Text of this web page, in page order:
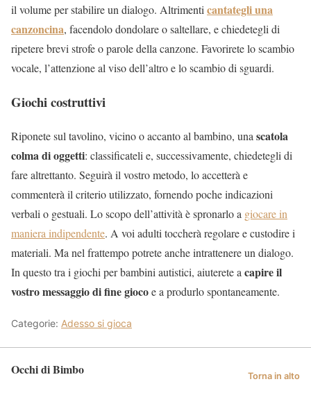
il volume per stabilire un dialogo. Altrimenti cantategli una
canzoncina, facendolo dondolare o saltellare, e chiedetegli di
ripetere brevi strofe o parole della canzone. Favorirete lo scambio
vocale, l’attenzione al viso dell’altro e lo scambio di sguardi.
Giochi costruttivi
Riponete sul tavolino, vicino o accanto al bambino, una scatola
colma di oggetti: classificateli e, successivamente, chiedetegli di
fare altrettanto. Seguirà il vostro metodo, lo accetterà e
commenterà il criterio utilizzato, fornendo poche indicazioni
verbali o gestuali. Lo scopo dell’attività è spronarlo a giocare in
maniera indipendente. A voi adulti toccherà regolare e custodire i
materiali. Ma nel frattempo potrete anche intrattenere un dialogo.
In questo tra i giochi per bambini autistici, aiuterete a capire il
vostro messaggio di fine giocoe a produrlo spontaneamente.
Categorie: Adesso si gioca
Occhi di Bimbo Torna in alto